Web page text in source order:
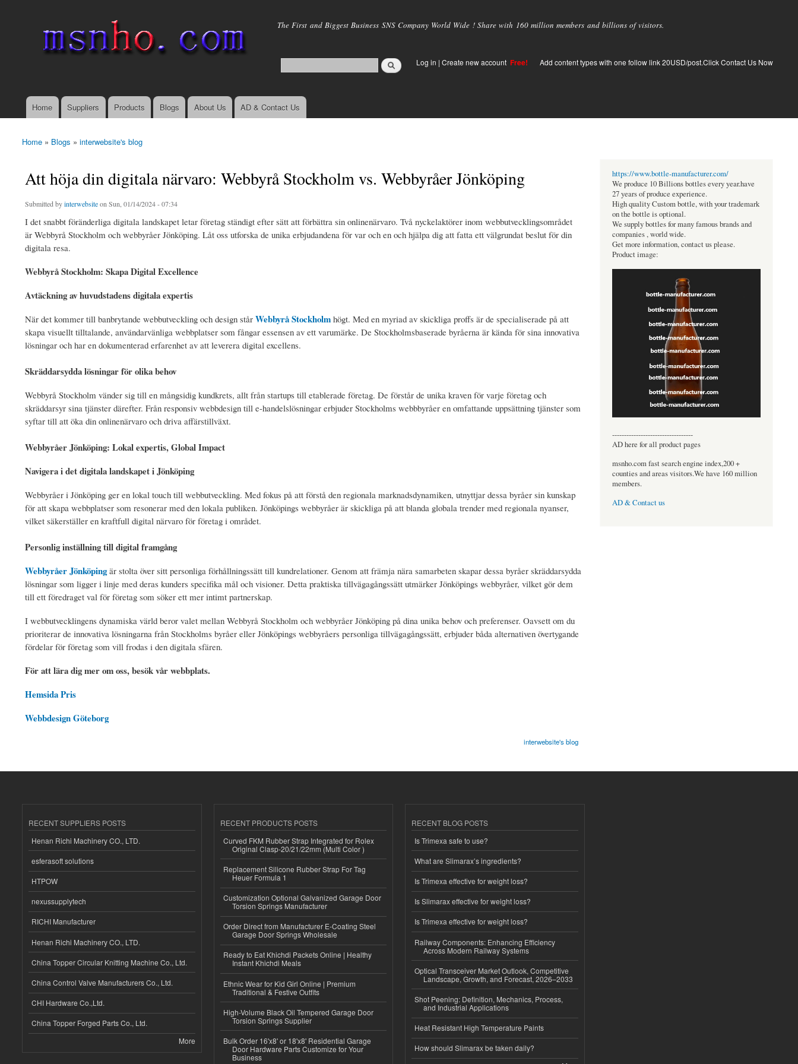
main
The First and Biggest Business SNS Company World Wide ! Share with 160 million members and billions of visitors.
Log in | Create new account Free! Add content types with one follow link 20USD/post.Click Contact Us Now
Main menu
Home Suppliers Products Blogs About Us AD & Contact Us
You are here
Home » Blogs » interwebsite's blog
Att höja din digitala närvaro: Webbyrå Stockholm vs. Webbyråer Jönköping
Submitted byinterwebsiteon Sun, 01/14/2024 - 07:34
I det snabbt föränderliga digitala landskapet letar företag ständigt efter sätt att förbättra sin onlinenärvaro. Två nyckelaktörer inom webbutvecklingsområdet
är Webbyrå Stockholm och webbyråer Jönköping. Låt oss utforska de unika erbjudandena för var och en och hjälpa dig att fatta ett välgrundat beslut för din
digitala resa.
Webbyrå Stockholm: Skapa Digital Excellence
Avtäckning av huvudstadens digitala expertis
När det kommer till banbrytande webbutveckling och design står Webbyrå Stockholm högt. Med en myriad av skickliga proffs är de specialiserade på att
skapa visuellt tilltalande, användarvänliga webbplatser som fångar essensen av ett varumärke. De Stockholmsbaserade byråerna är kända för sina innovativa
lösningar och har en dokumenterad erfarenhet av att leverera digital excellens.
Skräddarsydda lösningar för olika behov
Webbyrå Stockholm vänder sig till en mångsidig kundkrets, allt från startups till etablerade företag. De förstår de unika kraven för varje företag och
skräddarsyr sina tjänster därefter. Från responsiv webbdesign till e-handelslösningar erbjuder Stockholms webbbyråer en omfattande uppsättning tjänster som
syftar till att öka din onlinenärvaro och driva affärstillväxt.
Webbyråer Jönköping: Lokal expertis, Global Impact
Navigera i det digitala landskapet i Jönköping
Webbyråer i Jönköping ger en lokal touch till webbutveckling. Med fokus på att förstå den regionala marknadsdynamiken, utnyttjar dessa byråer sin kunskap
för att skapa webbplatser som resonerar med den lokala publiken. Jönköpings webbyråer är skickliga på att blanda globala trender med regionala nyanser,
vilket säkerställer en kraftfull digital närvaro för företag i området.
Personlig inställning till digital framgång
Webbyråer Jönköpingär stolta över sitt personliga förhållningssätt till kundrelationer. Genom att främja nära samarbeten skapar dessa byråer skräddarsydda
lösningar som ligger i linje med deras kunders specifika mål och visioner. Detta praktiska tillvägagångssätt utmärker Jönköpings webbyråer, vilket gör dem
till ett föredraget val för företag som söker ett mer intimt partnerskap.
I webbutvecklingens dynamiska värld beror valet mellan Webbyrå Stockholm och webbyråer Jönköping på dina unika behov och preferenser. Oavsett om du
prioriterar de innovativa lösningarna från Stockholms byråer eller Jönköpings webbyråers personliga tillvägagångssätt, erbjuder båda alternativen övertygande
fördelar för företag som vill frodas i den digitala sfären.
För att lära dig mer om oss, besök vår webbplats.
Hemsida Pris
Webbdesign Göteborg
interwebsite's blog
https://www.bottle-manufacturer.com/
We produce 10 Billions bottles every year.have
27 years of produce experience.
High quality Custom bottle, with your trademark
on the bottle is optional.
We supply bottles for many famous brands and
companies , world wide.
Get more information, contact us please.
Product image:
----------------------------------
AD here for all product pages
msnho.com fast search engine index,200 +
counties and areas visitors.We have 160 million
members.
AD & Contact us
RECENT SUPPLIERS POSTS
Henan Richi Machinery CO., LTD.
esferasoft solutions
HTPOW
nexussupplytech
RICHI Manufacturer
Henan Richi Machinery CO., LTD.
China Topper Circular Knitting Machine Co., Ltd.
China Control Valve Manufacturers Co., Ltd.
CHI Hardware Co.,Ltd.
China Topper Forged Parts Co., Ltd.
More
RECENT PRODUCTS POSTS
Curved FKM Rubber Strap Integrated for Rolex
Original Clasp-20/21/22mm (Multi Color )
Replacement Silicone Rubber Strap For Tag
Heuer Formula 1
Customization Optional Galvanized Garage Door
Torsion Springs Manufacturer
Order Direct from Manufacturer E-Coating Steel
Garage Door Springs Wholesale
Ready to Eat Khichdi Packets Online | Healthy
Instant Khichdi Meals
Ethnic Wear for Kid Girl Online | Premium
Traditional & Festive Outfits
High-Volume Black Oil Tempered Garage Door
Torsion Springs Supplier
Bulk Order 16'x8' or 18'x8' Residential Garage
Door Hardware Parts Customize for Your
Business
RECENT BLOG POSTS
Is Trimexa safe to use?
What are Slimarax’s ingredients?
Is Trimexa effective for weight loss?
Is Slimarax effective for weight loss?
Is Trimexa effective for weight loss?
Railway Components: Enhancing Efficiency
Across Modern Railway Systems
Optical Transceiver Market Outlook, Competitive
Landscape, Growth, and Forecast, 2026–2033
Shot Peening: Definition, Mechanics, Process,
and Industrial Applications
Heat Resistant High Temperature Paints
How should Slimarax be taken daily?